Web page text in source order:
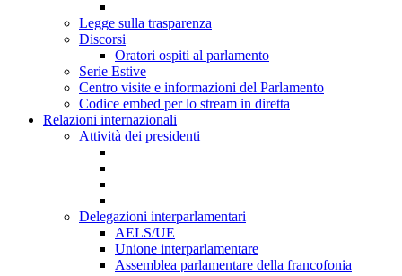
Legge sulla trasparenza
Discorsi
Oratori ospiti al parlamento
Serie Estive
Centro visite e informazioni del Parlamento
Codice embed per lo stream in diretta
Relazioni internazionali
Attività dei presidenti
Delegazioni interparlamentari
AELS/UE
Unione interparlamentare
Assemblea parlamentare della francofonia